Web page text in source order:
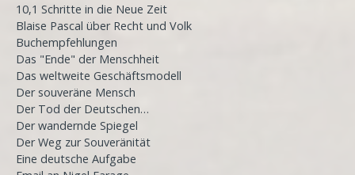
10,1 Schritte in die Neue Zeit
Blaise Pascal über Recht und Volk
Buchempfehlungen
Das "Ende" der Menschheit
Das weltweite Geschäftsmodell
Der souveräne Mensch
Der Tod der Deutschen…
Der wandernde Spiegel
Der Weg zur Souveränität
Eine deutsche Aufgabe